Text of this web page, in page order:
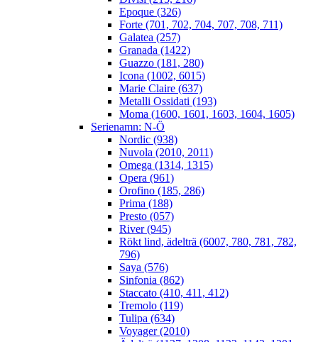
Epoque (326)
Forte (701, 702, 704, 707, 708, 711)
Galatea (257)
Granada (1422)
Guazzo (181, 280)
Icona (1002, 6015)
Marie Claire (637)
Metalli Ossidati (193)
Moma (1600, 1601, 1603, 1604, 1605)
Serienamn: N-Ö
Nordic (938)
Nuvola (2010, 2011)
Omega (1314, 1315)
Opera (961)
Orofino (185, 286)
Prima (188)
Presto (057)
River (945)
Rökt lind, ädelträ (6007, 780, 781, 782,
796)
Saya (576)
Sinfonia (862)
Staccato (410, 411, 412)
Tremolo (119)
Tulipa (634)
Voyager (2010)